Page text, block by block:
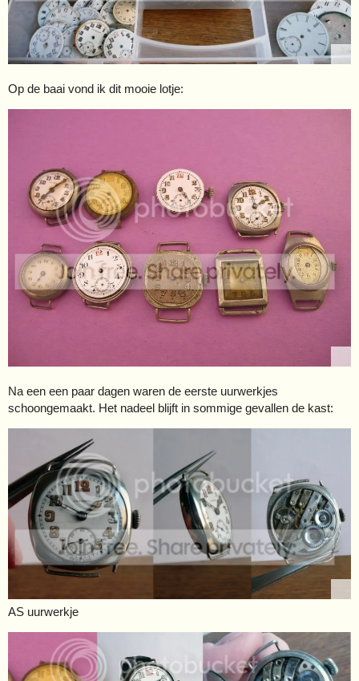
Op de baai vond ik dit mooie lotje:
Na een een paar dagen waren de eerste uurwerkjes
schoongemaakt. Het nadeel blijft in sommige gevallen de kast:
AS uurwerkje